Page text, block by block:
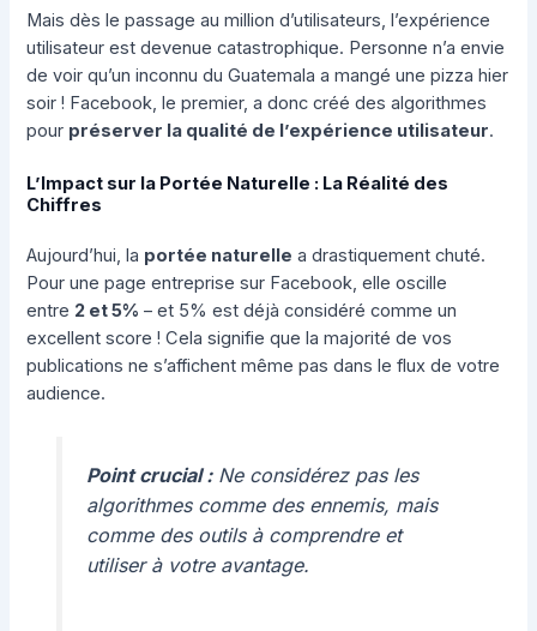
Mais dès le passage au million d’utilisateurs, l’expérience
utilisateur est devenue catastrophique. Personne n’a envie
de voir qu’un inconnu du Guatemala a mangé une pizza hier
soir ! Facebook, le premier, a donc créé des algorithmes
pour préserver la qualité de l’expérience utilisateur.
L’Impact sur la Portée Naturelle : La Réalité des
Chiffres
Aujourd’hui, la portée naturelle a drastiquement chuté.
Pour une page entreprise sur Facebook, elle oscille
entre 2 et 5% – et 5% est déjà considéré comme un
excellent score ! Cela signifie que la majorité de vos
publications ne s’affichent même pas dans le flux de votre
audience.
Point crucial : Ne considérez pas les
algorithmes comme des ennemis, mais
comme des outils à comprendre et
utiliser à votre avantage.